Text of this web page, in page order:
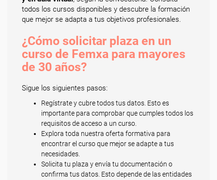
todos los cursos disponibles y descubre la formación
que mejor se adapta a tus objetivos profesionales.
¿Cómo solicitar plaza en un
curso de Femxa para mayores
de 30 años?
Sigue los siguientes pasos:
Regístrate y cubre todos tus datos. Esto es
importante para comprobar que cumples todos los
requisitos de acceso a un curso.
Explora toda nuestra oferta formativa para
encontrar el curso que mejor se adapte a tus
necesidades.
Solicita tu plaza y envía tu documentación o
confirma tus datos. Esto depende de las entidades